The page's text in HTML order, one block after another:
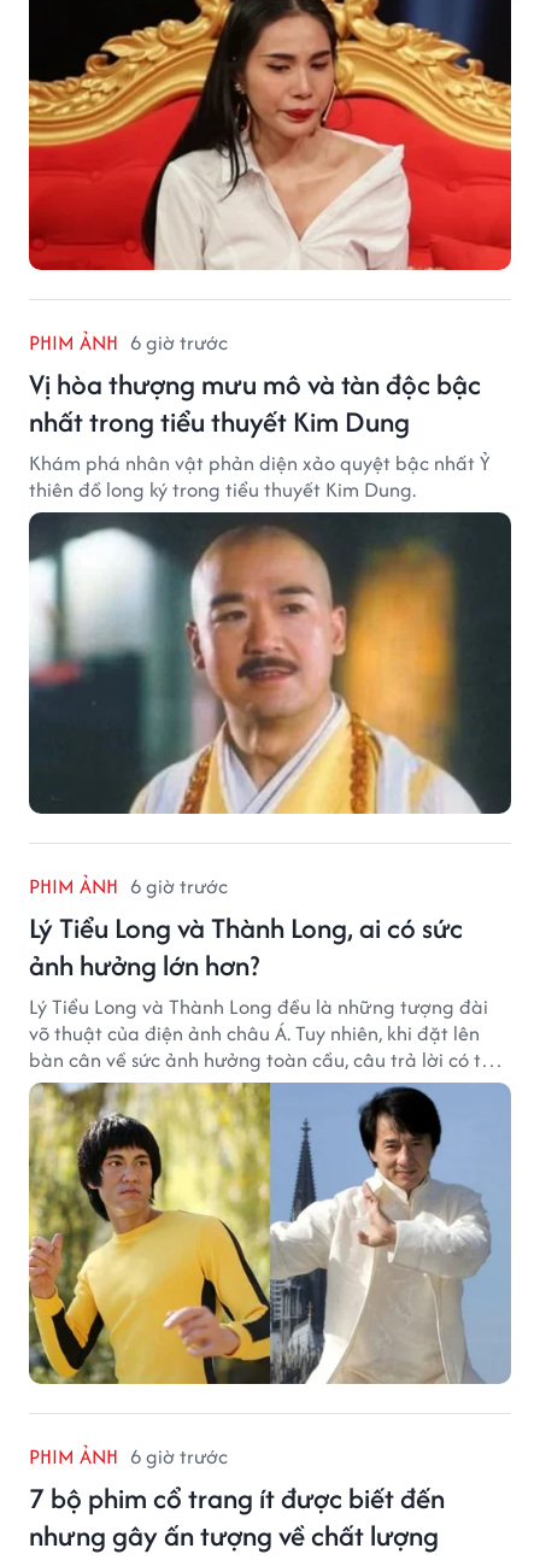
PHIM ẢNH 6 giờ trước
Vị hòa thượng mưu mô và tàn độc bậc
nhất trong tiểu thuyết Kim Dung
Khám phá nhân vật phản diện xảo quyệt bậc nhất Ỷ
thiên đồ long ký trong tiểu thuyết Kim Dung.
PHIM ẢNH 6 giờ trước
Lý Tiểu Long và Thành Long, ai có sức
ảnh hưởng lớn hơn?
Lý Tiểu Long và Thành Long đều là những tượng đài
võ thuật của điện ảnh châu Á. Tuy nhiên, khi đặt lên
bàn cân về sức ảnh hưởng toàn cầu, câu trả lời có thể
khiến nhiều khán giả bất ngờ.
PHIM ẢNH 6 giờ trước
7 bộ phim cổ trang ít được biết đến
nhưng gây ấn tượng về chất lượng